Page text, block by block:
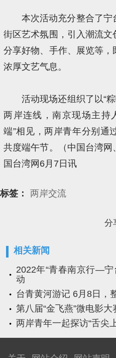
本次活动充分整合了宁
街区艺术氛围，引入潮流
分享好物、手作、展览等
浓厚文艺气息。
活动现场还组织了以“
两岸连线，南京现场主持
端”相见，两岸青年分别通
共度端午节。（中国台湾
国台湾网6月7日讯
标签： 两岸交流
分
相关新闻
2022年“青春南京行—宁
动
台青黄河游记 6月8日，
第八届“金飞燕”微电影
两岸青年一起探访“舌尖